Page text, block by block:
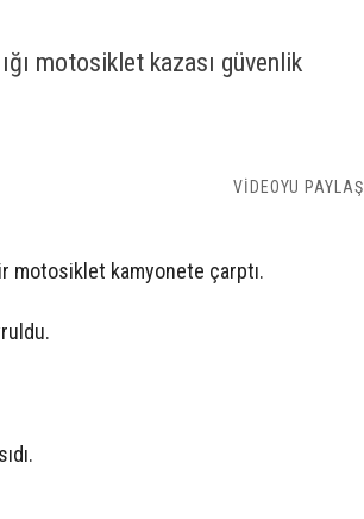
motosiklet kazası güvenlik
VİDEOYU PAYLAŞ
motosiklet kamyonete çarptı.